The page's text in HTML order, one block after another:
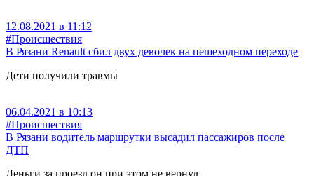
12.08.2021 в 11:12
#Происшествия
В Рязани Renault сбил двух девочек на пешеходном переходе
Дети получили травмы
06.04.2021 в 10:13
#Происшествия
В Рязани водитель маршрутки высадил пассажиров после
ДТП
Деньги за проезд он при этом не вернул